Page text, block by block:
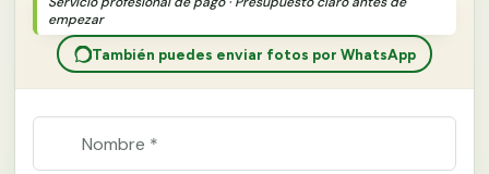
empezar
También puedes enviar fotos por WhatsApp